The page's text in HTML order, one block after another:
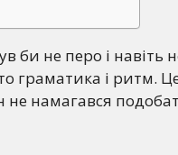
би не перо і навіть
граматика і ритм.
не намагався